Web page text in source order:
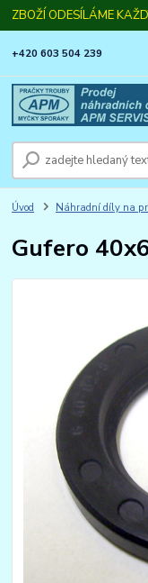
ZBOŽÍ ODESÍLÁME
+420 603 504 239
Úvod Náhradní díly na
Gufero